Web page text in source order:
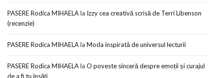
PASERE Rodica MIHAELAla Izzy cea creativă scrisă de Terri Libenson
(recenzie)
PASERE Rodica MIHAELAla Moda inspirată de universul lecturii
PASERE Rodica MIHAELAla O poveste sinceră despre emoții și curajul
de a fi tu însăți